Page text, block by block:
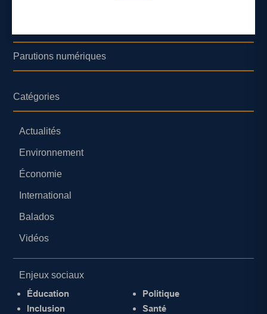
Parutions numériques
Catégories
Actualités
Environnement
Économie
International
Balados
Vidéos
Enjeux sociaux
Éducation
Inclusion
Politique
Santé